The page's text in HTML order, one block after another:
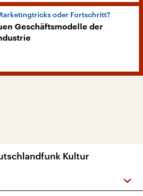
oder Fortschritt?
Geschäftsmodelle der
Kultur